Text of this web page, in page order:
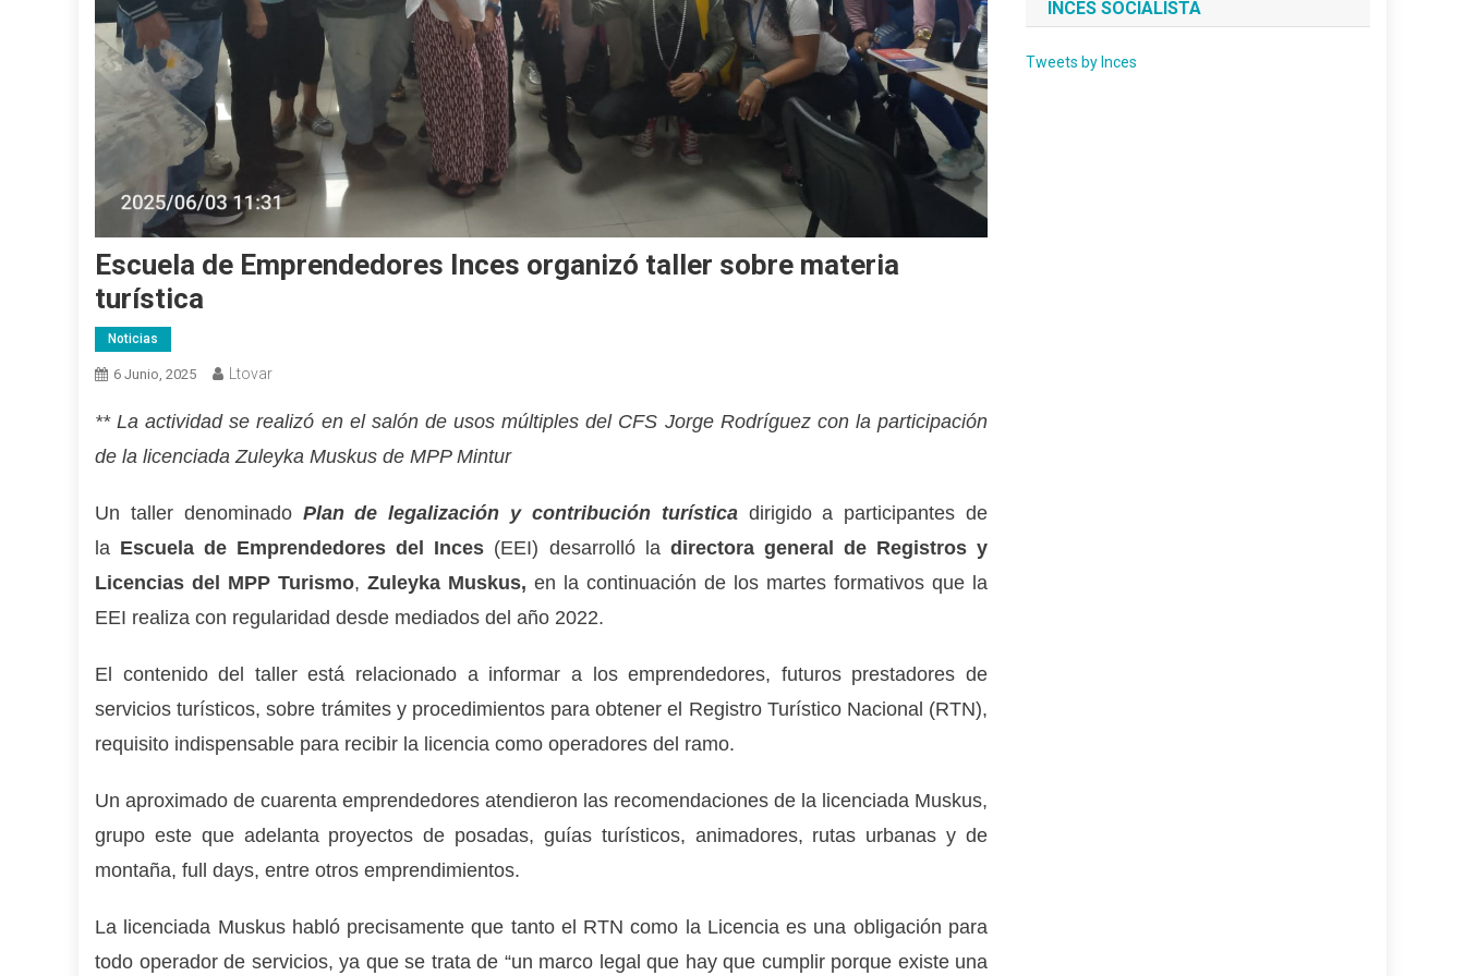
Escuela de Emprendedores Inces organizó taller sobre materia
turística
Noticias
6 Junio, 2025 Ltovar
** La actividad se realizó en el salón de usos múltiples del CFS Jorge Rodríguez con la participación
de la licenciada Zuleyka Muskus de MPP Mintur
Un taller denominado Plan de legalización y contribución turísticadirigido a participantes de
la Escuela de Emprendedores del Inces (EEI) desarrolló la directora general de Registros y
Licencias del MPP Turismo, Zuleyka Muskus, en la continuación de los martes formativos que la
EEI realiza con regularidad desde mediados del año 2022.
El contenido del taller está relacionado a informar a los emprendedores, futuros prestadores de
servicios turísticos, sobre trámites y procedimientos para obtener el Registro Turístico Nacional (RTN),
requisito indispensable para recibir la licencia como operadores del ramo.
Un aproximado de cuarenta emprendedores atendieron las recomendaciones de la licenciada Muskus,
grupo este que adelanta proyectos de posadas, guías turísticos, animadores, rutas urbanas y de
montaña, full days, entre otros emprendimientos.
La licenciada Muskus habló precisamente que tanto el RTN como la Licencia es una obligación para
todo operador de servicios, ya que se trata de “un marco legal que hay que cumplir porque existe una
INCES SOCIALISTA
Tweets by Inces